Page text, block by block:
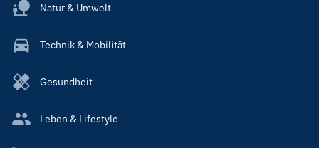
Natur & Umwelt
Technik & Mobilität
Gesundheit
Leben & Lifestyle